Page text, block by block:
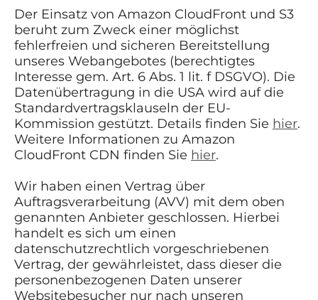
Der Einsatz von Amazon CloudFront und S3
beruht zum Zweck einer möglichst
fehlerfreien und sicheren Bereitstellung
unseres Webangebotes (berechtigtes
Interesse gem. Art. 6 Abs. 1 lit. f DSGVO). Die
Datenübertragung in die USA wird auf die
Standardvertragsklauseln der EU-
Kommission gestützt. Details finden Sie hier.
Weitere Informationen zu Amazon
CloudFront CDN finden Sie hier.
Wir haben einen Vertrag über
Auftragsverarbeitung (AVV) mit dem oben
genannten Anbieter geschlossen. Hierbei
handelt es sich um einen
datenschutzrechtlich vorgeschriebenen
Vertrag, der gewährleistet, dass dieser die
personenbezogenen Daten unserer
Websitebesucher nur nach unseren